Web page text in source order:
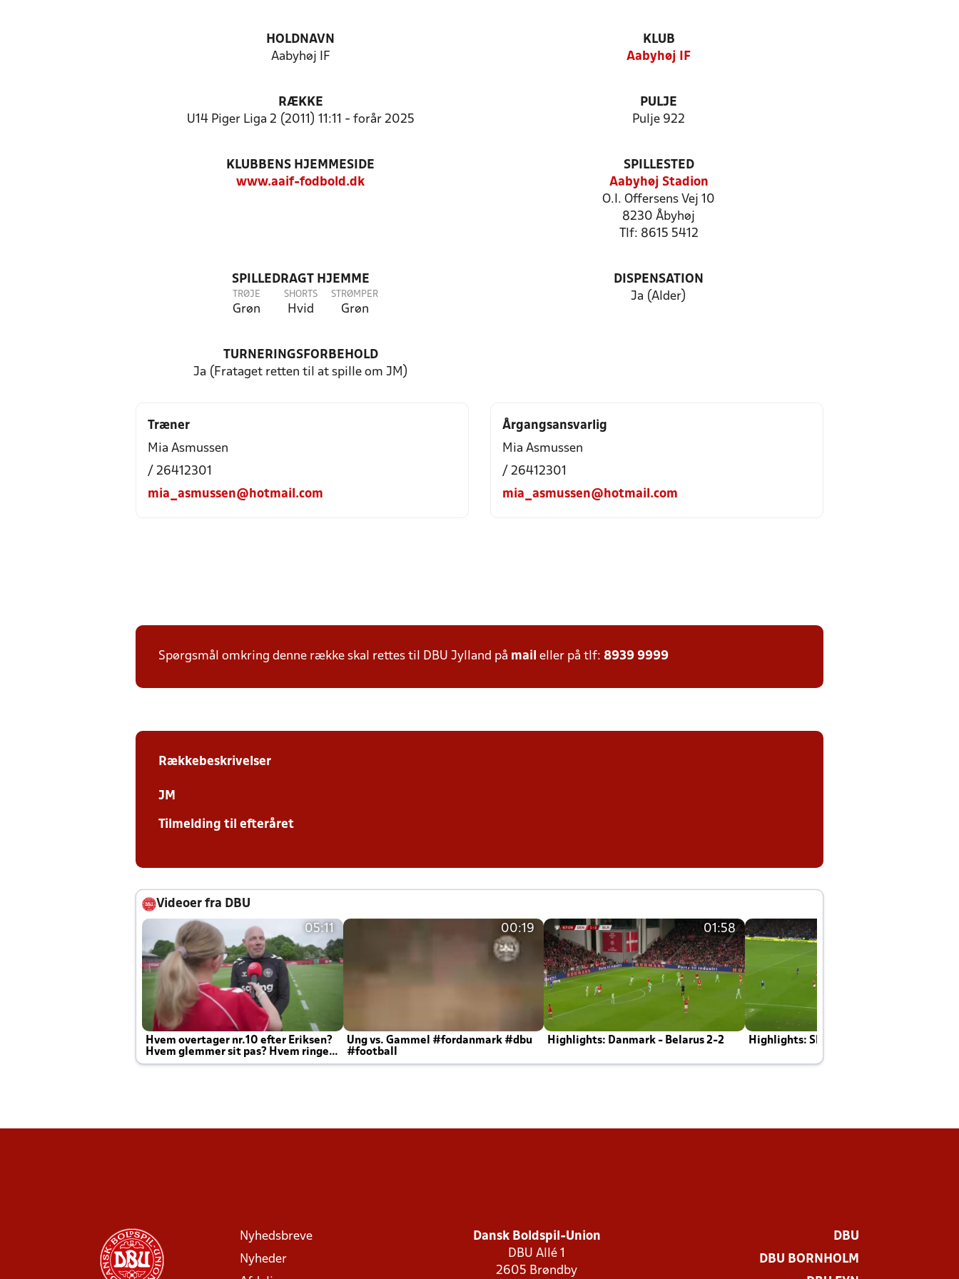
HOLDNAVN
Aabyhøj IF
KLUB
Aabyhøj IF
RÆKKE
U14 Piger Liga 2 (2011) 11:11 - forår 2025
PULJE
Pulje 922
KLUBBENS HJEMMESIDE
www.aaif-fodbold.dk
SPILLESTED
Aabyhøj Stadion
O.I. Offersens Vej 10
8230 Åbyhøj
Tlf: 8615 5412
SPILLEDRAGT HJEMME
TRØJE
Grøn
SHORTS
Hvid
STRØMPER
Grøn
DISPENSATION
Ja (Alder)
TURNERINGSFORBEHOLD
Ja (Frataget retten til at spille om JM)
Træner
Mia Asmussen
/ 26412301
mia_asmussen@hotmail.com
Årgangsansvarlig
Mia Asmussen
/ 26412301
mia_asmussen@hotmail.com
Spørgsmål omkring denne række skal rettes til DBU Jylland på mail eller på tlf: 8939 9999
Rækkebeskrivelser
JM
Tilmelding til efteråret
Videoer fra DBU
05:11
Hvem overtager nr.10 efter Eriksen?
Hvem glemmer sit pas? Hvem ringer
Joachim altid til efter kampe?
00:19
Ung vs. Gammel #fordanmark #dbu
#football
01:58
Highlights: Danmark - Belarus 2-2 Highlights: Skotland - Danmark 4-2
Nyhedsbreve
Nyheder
Dansk Boldspil-Union
DBU Allé 1
2605 Brøndby
DBU
DBU BORNHOLM